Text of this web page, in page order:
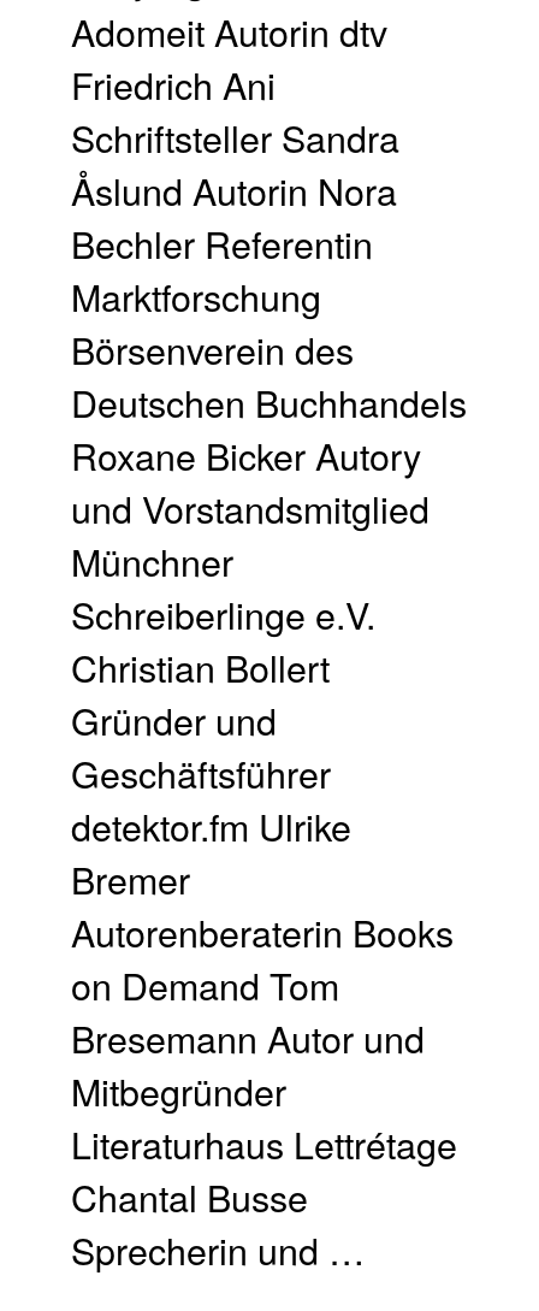
Adomeit Autorin dtv
Friedrich Ani
Schriftsteller Sandra
Åslund Autorin Nora
Bechler Referentin
Marktforschung
Börsenverein des
Deutschen Buchhandels
Roxane Bicker Autory
und Vorstandsmitglied
Münchner
Schreiberlinge e.V.
Christian Bollert
Gründer und
Geschäftsführer
detektor.fm Ulrike
Bremer
Autorenberaterin Books
on Demand Tom
Bresemann Autor und
Mitbegründer
Literaturhaus Lettrétage
Chantal Busse
Sprecherin und …